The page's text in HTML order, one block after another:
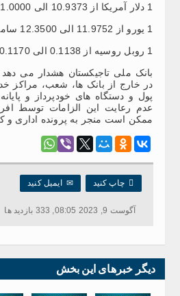
1 دلار آمریکا از 10.9373 الی 11.0000 سامانی؛
1 یورو از 11.9752 الی 12.3500 سامانی؛
1 روبل روسیه از 0.1138 الی 0.1170 سامانی.
بانک ملی تاجیکستان هشدار می دهد
در خارج از بانک ها، شعب، مراکز
پول و دستگاه های خودپرداز و
عدم رعایت این الزامات توسط
ممکن است منجر به پرونده اداری و
 چاپ کنید ✉ایمیل کنید
آگوست 9, 2023 08:05, 333 بازدید ها
دیگر خبرهای این بخش